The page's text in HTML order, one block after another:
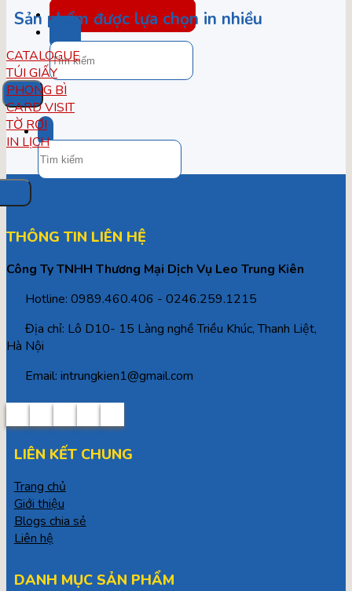
TÚI / HỘP QUÀ TẾT
Tìm
kiếm:
Tìm
kiếm:
Sản phẩm được lựa chọn in nhiều
CATALOGUE
TÚI GIẤY
PHONG BÌ
CARD VISIT
TỜ RƠI
IN LỊCH
THÔNG TIN LIÊN HỆ
Công Ty TNHH Thương Mại Dịch Vụ Leo Trung Kiên
Hotline: 0989.460.406 - 0246.259.1215
Địa chỉ: Lô D10- 15 Làng nghề Triều Khúc, Thanh Liệt,
Hà Nội
Email: intrungkien1@gmail.com
LIÊN KẾT CHUNG
Trang chủ
Giới thiệu
Blogs chia sẻ
Liên hệ
DANH MỤC SẢN PHẨM